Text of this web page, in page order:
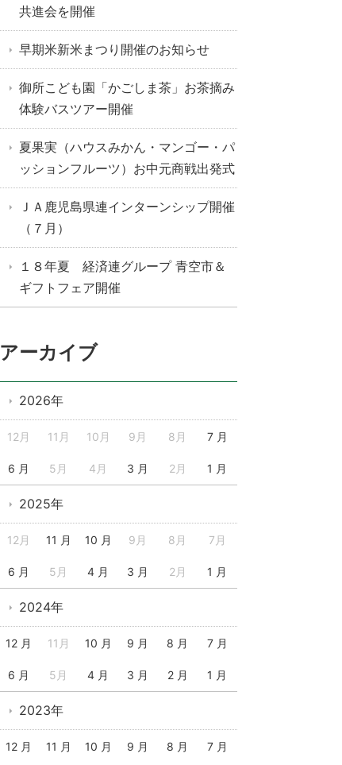
共進会を開催
早期米新米まつり開催のお知らせ
御所こども園「かごしま茶」お茶摘み
体験バスツアー開催
夏果実（ハウスみかん・マンゴー・パ
ッションフルーツ）お中元商戦出発式
ＪＡ鹿児島県連インターンシップ開催
（７月）
１８年夏 経済連グループ 青空市＆
ギフトフェア開催
アーカイブ
2026年
12月 11月 10月 9月 8月 7 月
6 月 5月 4月 3 月 2月 1 月
2025年
12月 11 月 10 月 9月 8月 7月
6 月 5月 4 月 3 月 2月 1 月
2024年
12 月 11月 10 月 9 月 8 月 7 月
6 月 5月 4 月 3 月 2 月 1 月
2023年
12 月 11 月 10 月 9 月 8 月 7 月